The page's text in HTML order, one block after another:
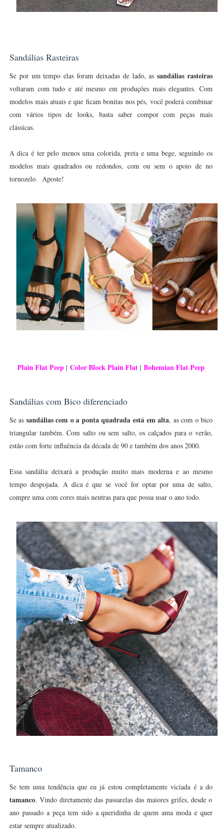
Sandálias Rasteiras
Se por um tempo elas foram deixadas de lado, assandálias rasteiras
voltaram com tudo e até mesmo em produções mais elegantes. Com
modelos mais atuais e que ficam bonitas nos pés, você poderá combinar
com vários tipos de looks, basta saber compor com peças mais
clássicas.
A dica é ter pelo menos uma colorida, preta e uma bege, seguindo os
modelos mais quadrados ou redondos, com ou sem o apoio de no
tornozelo. Aposte!
Plain Flat Peep| Color Block Plain Flat| Bohemian Flat Peep
Sandálias com Bico diferenciado
Se as sandálias com o a ponta quadrada está em alta, as com o bico
triangular também. Com salto ou sem salto, os calçados para o verão,
estão com forte influência da década de 90 e também dos anos 2000.
Essa sandália deixará a produção muito mais moderna e ao mesmo
tempo despojada. A dica é que se você for optar por uma de salto,
compre uma com cores mais neutras para que possa usar o ano todo.
Tamanco
Se tem uma tendência que eu já estou completamente viciada é a do
tamanco. Vindo diretamente das passarelas das maiores grifes, desde o
ano passado a peça tem sido a queridinha de quem ama moda e quer
estar sempre atualizado.